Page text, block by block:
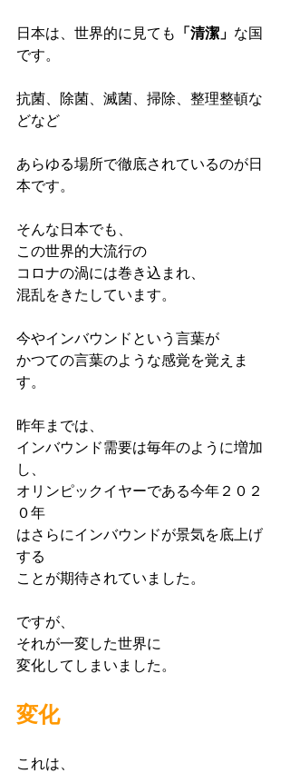
日本は、世界的に見ても 「清潔」 な国
です。
抗菌、除菌、滅菌、掃除、整理整頓な
どなど
あらゆる場所で徹底されているのが日
本です。
そんな日本でも、
この世界的大流行の
コロナの渦には巻き込まれ、
混乱をきたしています。
今やインバウンドという言葉が
かつての言葉のような感覚を覚えま
す。
昨年までは、
インバウンド需要は毎年のように増加
し、
オリンピックイヤーである今年２０２
０年
はさらにインバウンドが景気を底上げ
する
ことが期待されていました。
ですが、
それが一変した世界に
変化してしまいました。
変化
これは、